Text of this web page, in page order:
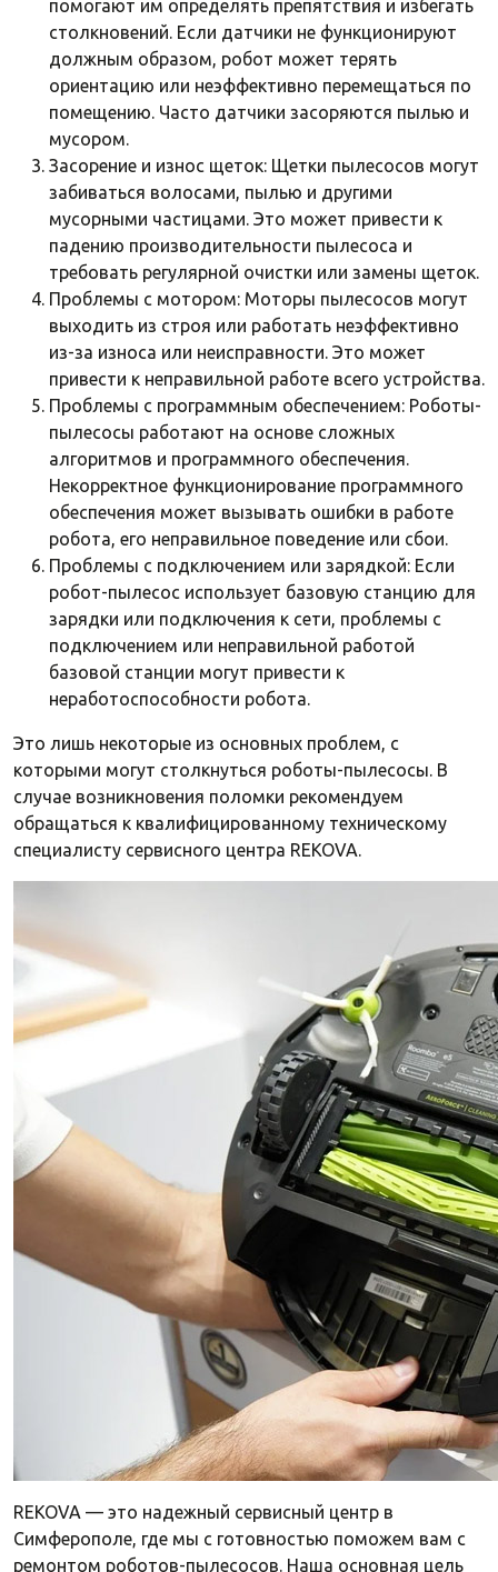
помогают им определять препятствия и избегать
столкновений. Если датчики не функционируют
должным образом, робот может терять
ориентацию или неэффективно перемещаться по
помещению. Часто датчики засоряются пылью и
мусором.
Засорение и износ щеток: Щетки пылесосов могут
забиваться волосами, пылью и другими
мусорными частицами. Это может привести к
падению производительности пылесоса и
требовать регулярной очистки или замены щеток.
Проблемы с мотором: Моторы пылесосов могут
выходить из строя или работать неэффективно
из-за износа или неисправности. Это может
привести к неправильной работе всего устройства.
Проблемы с программным обеспечением: Роботы-
пылесосы работают на основе сложных
алгоритмов и программного обеспечения.
Некорректное функционирование программного
обеспечения может вызывать ошибки в работе
робота, его неправильное поведение или сбои.
Проблемы с подключением или зарядкой: Если
робот-пылесос использует базовую станцию для
зарядки или подключения к сети, проблемы с
подключением или неправильной работой
базовой станции могут привести к
неработоспособности робота.
Это лишь некоторые из основных проблем, с
которыми могут столкнуться роботы-пылесосы. В
случае возникновения поломки рекомендуем
обращаться к квалифицированному техническому
специалисту сервисного центра REKOVA.
REKOVA — это надежный сервисный центр в
Симферополе, где мы с готовностью поможем вам с
ремонтом роботов-пылесосов. Наша основная цель